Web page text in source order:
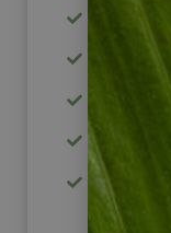
ab/bis
ab 2
Fahrt
Besuch
Torres